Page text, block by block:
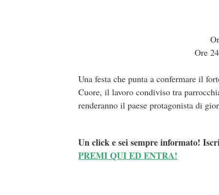
Ore
Una festa che punta a confermare il
Cuore, il lavoro condiviso tra
renderanno il paese protagonista di
Un click e sei sempre informato!
PREMI QUI ED ENTRA!